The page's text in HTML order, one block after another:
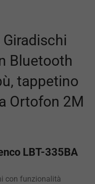
Bluetooth
tappetino
Ortofon 2M
LBT-335BA
con funzionalità